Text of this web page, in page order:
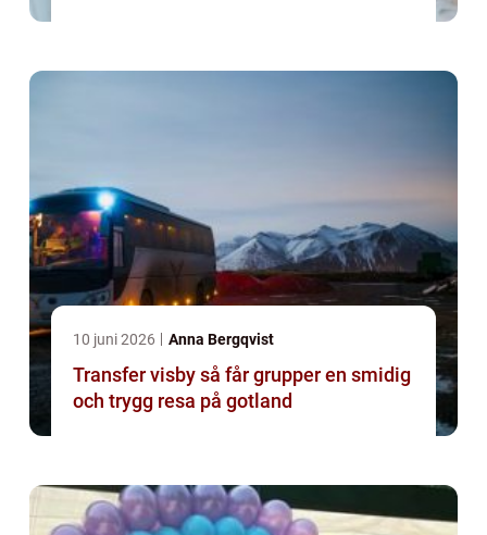
10 juni 2026 Anna Bergqvist
Transfer visby så får grupper en smidig
och trygg resa på gotland